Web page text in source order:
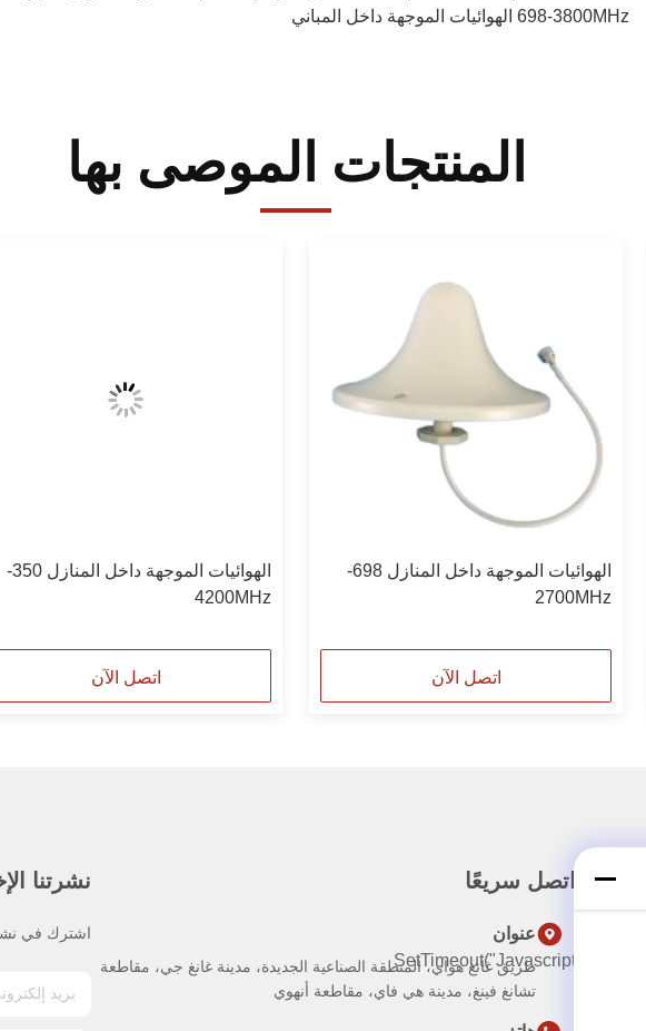
698-3800MHz الهوائيات الموجهة داخل المباني
المنتجات الموصى بها
الهوائيات الموجهة داخل المنازل 698-
2700MHz
اتصل الآن
الهوائيات الموجهة داخل المنازل 350-
4200MHz
اتصل الآن
اتصل سريعًا
عنوان
طريق غانغ هواي، المنطقة الصناعية الجديدة، مدينة غانغ جي، مقاطعة
تشانغ فينغ، مدينة هي فاي، مقاطعة أنهوي
نشرتنا
اشترك في